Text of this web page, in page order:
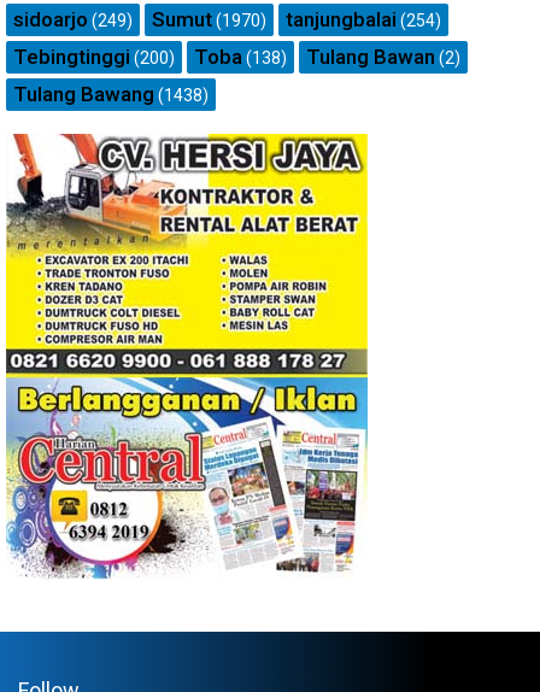
sidoarjo (249) Sumut(1970) tanjungbalai (254)
Tebingtinggi (200) Toba(138) Tulang Bawan (2)
Tulang Bawang (1438)